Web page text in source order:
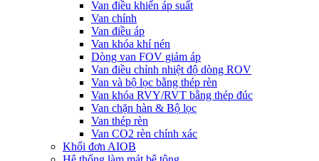
Van điều khiển áp suất
Van chính
Van điều áp
Van khóa khí nén
Dòng van FOV giảm áp
Van điều chỉnh nhiệt độ dòng ROV
Van và bộ lọc bằng thép rèn
Van khóa RVY/RVT bằng thép đúc
Van chặn hàn & Bộ lọc
Van thép rèn
Van CO2 rèn chính xác
Khối đơn AIOB